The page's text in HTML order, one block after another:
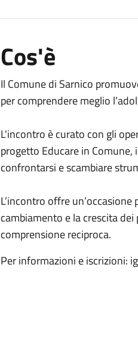
Cos'è
Il Comune di Sarnico
per comprendere meglio
L'incontro è curato con gli
progetto Educare in
confrontarsi e scambiare
L’incontro offre
cambiamento e la crescita
comprensione reciproca.
Per informazioni e iscrizioni: